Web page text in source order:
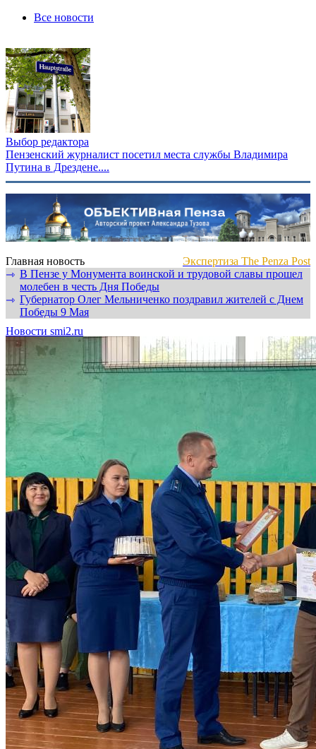
Все новости
Выбор редактора
Пензенский журналист посетил места службы Владимира
Путина в Дрездене....
Главная новость
Экспертиза The Penza Post
⇾ В Пензе у Монумента воинской и трудовой славы прошел
молебен в честь Дня Победы
⇾ Губернатор Олег Мельниченко поздравил жителей с Днем
Победы 9 Мая
Новости smi2.ru